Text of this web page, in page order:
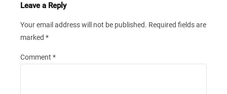
Leave a Reply
Your email address will not be published. Required fields are
marked *
Comment *